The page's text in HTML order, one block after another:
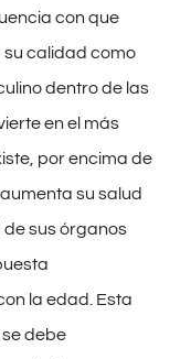
con que
su calidad como
dentro de las
en el más
por encima de
su salud
de sus órganos
la edad. Esta
debe